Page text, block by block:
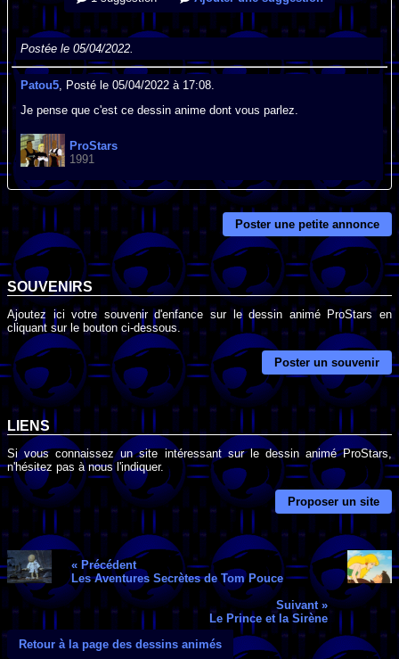
Postée le 05/04/2022.
Patou5 , Posté le 05/04/2022 à 17:08.
Je pense que c'est ce dessin anime dont vous parlez.
ProStars
1991
Poster une petite annonce
SOUVENIRS
Ajoutez ici votre souvenir d'enfance sur le dessin animé ProStars en
cliquant sur le bouton ci-dessous.
Poster un souvenir
LIENS
Si vous connaissez un site intéressant sur le dessin animé ProStars,
n'hésitez pas à nous l'indiquer.
Proposer un site
« Précédent
Les Aventures Secrètes de Tom Pouce
Suivant »
Le Prince et la Sirène
Retour à la page des dessins animés